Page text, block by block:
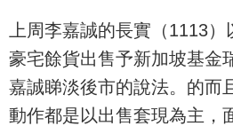
上周李嘉誠的長實（1113
豪宅餘貨出售予新加坡基金
嘉誠睇淡後市的說法。的而
動作都是以出售套現為主，